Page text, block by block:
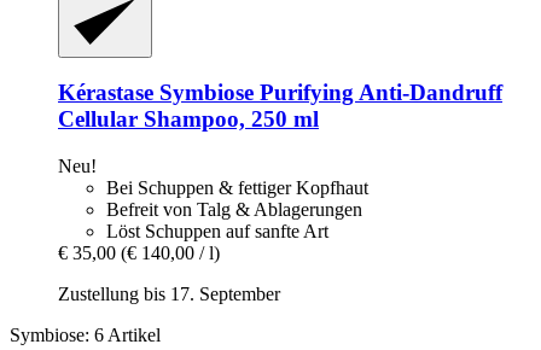
Kérastase Symbiose Purifying Anti-​Dandruff
Cellular Shampoo, 250 ml
Neu!
Bei Schuppen & fettiger Kopfhaut
Befreit von Talg & Ablagerungen
Löst Schuppen auf sanfte Art
€ 35,00 (€ 140,00 / l)
Zustellung bis 17. September
Symbiose: 6 Artikel